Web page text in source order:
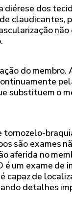
diérese dos
claudicantes,
não
do membro.
substituem o
tornozelo-
são exames
aferida no
um exame de
capaz de
detalhes